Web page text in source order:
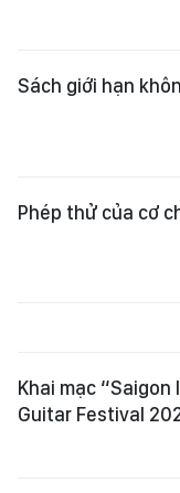
Sách giới hạn
Phép thử của cơ
Khai mạc
Guitar Festival